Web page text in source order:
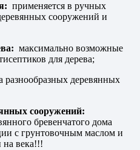
применяется в ручных
сооружений и
максимально возможные
для дерева;
разнообразных деревянных
сооружений:
бревенчатого дома
с грунтовочным маслом и
на века!!!